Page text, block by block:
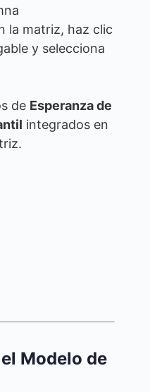
la matriz, haz clic
y selecciona
de Esperanza de
integrados en
Modelo de